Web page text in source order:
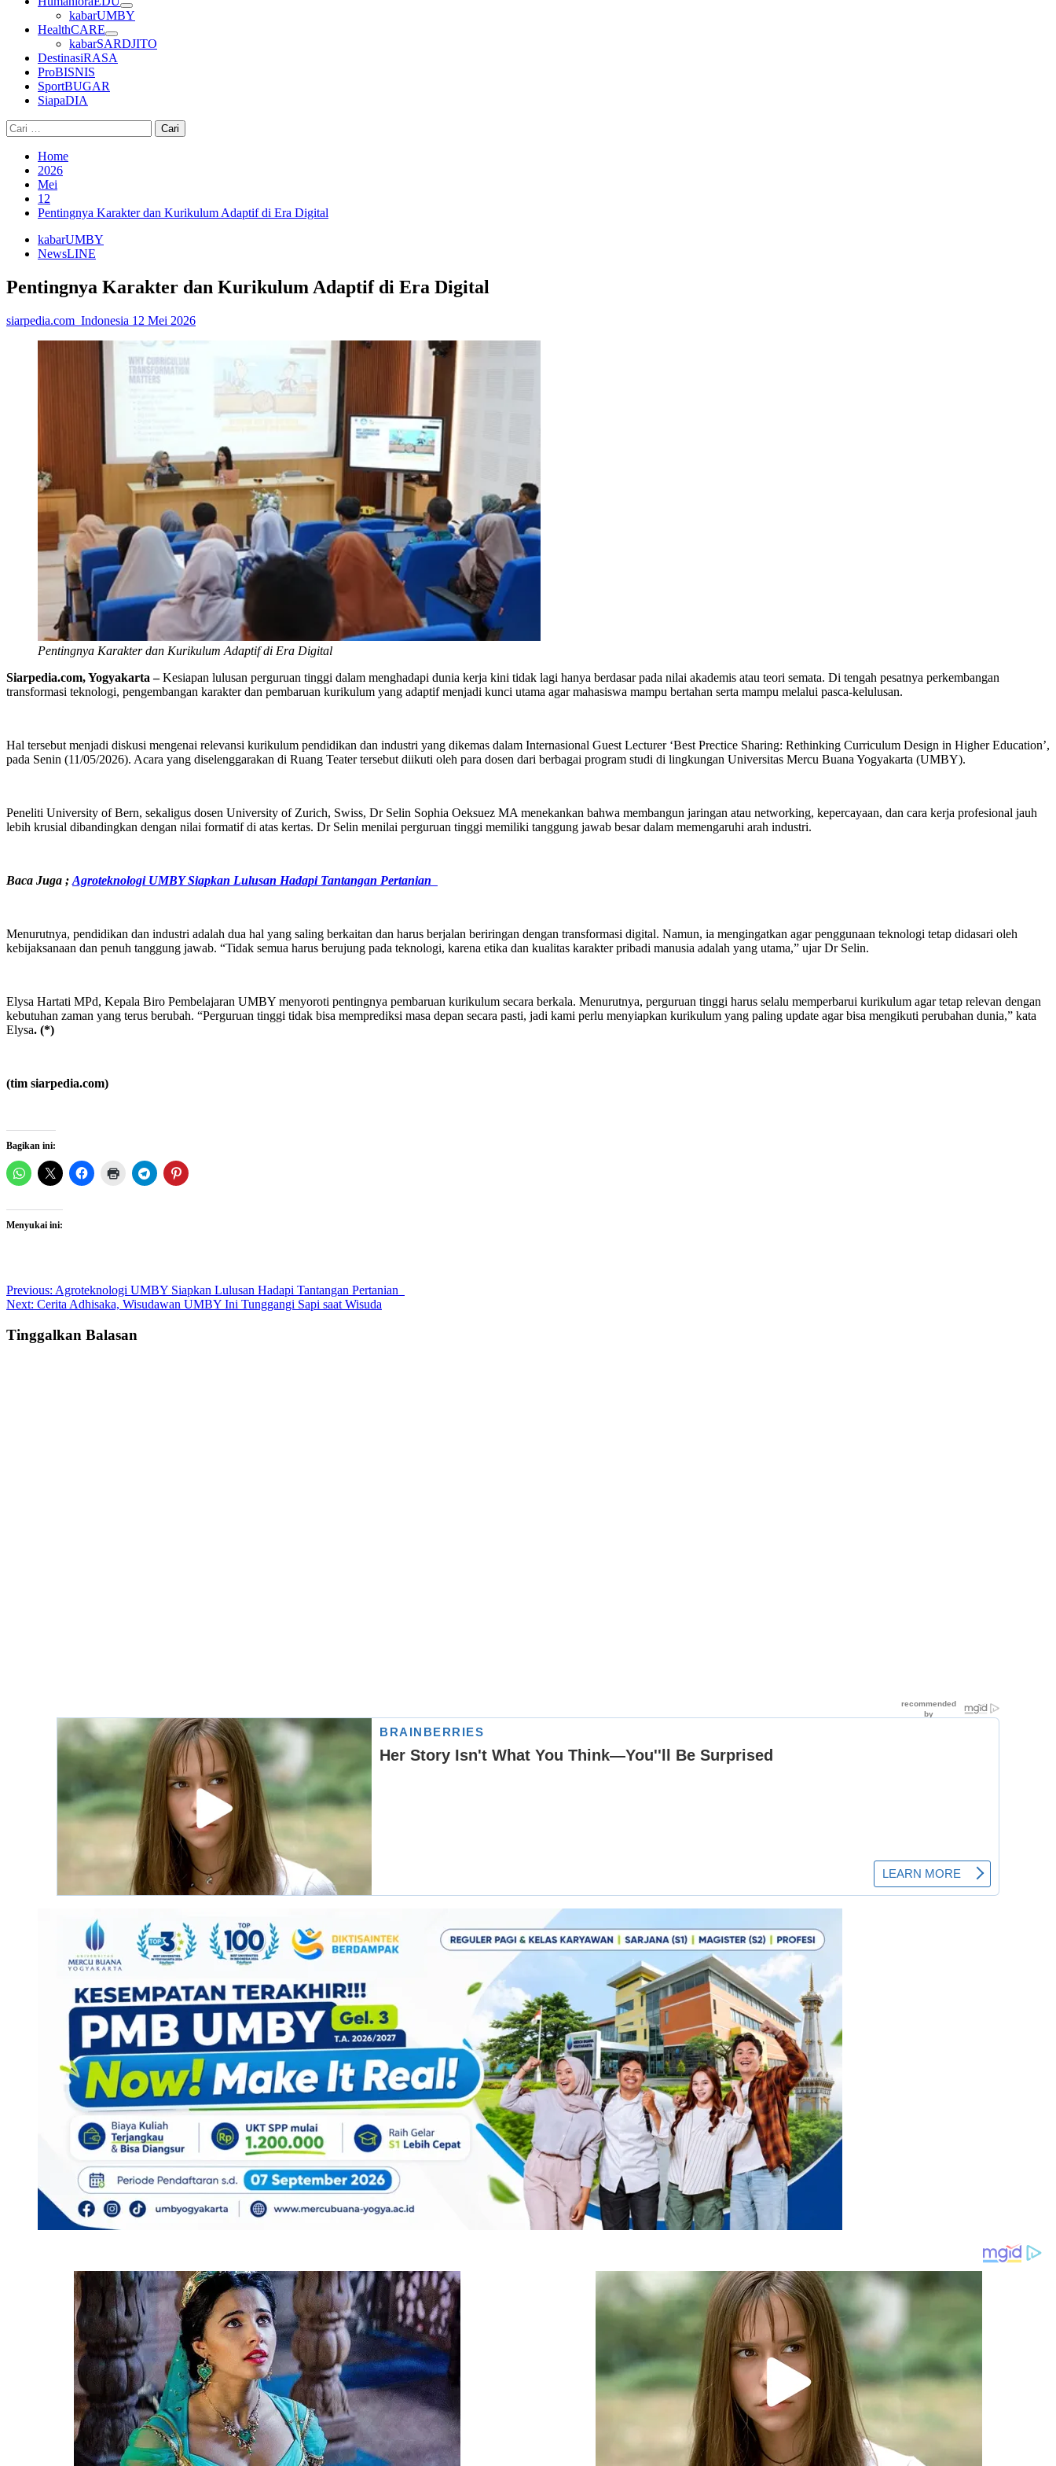
kabarUMBY
HealthCARE
kabarSARDJITO
DestinasiRASA
ProBISNIS
SportBUGAR
SiapaDIA
Cari
untuk:
Home
2026
Mei
12
Pentingnya Karakter dan Kurikulum Adaptif di Era Digital
kabarUMBY
NewsLINE
Pentingnya Karakter dan Kurikulum Adaptif di Era Digital
siarpedia.com_Indonesia 12 Mei 2026
Pentingnya Karakter dan Kurikulum Adaptif di Era Digital
Siarpedia.com, Yogyakarta –Kesiapan lulusan perguruan tinggi dalam menghadapi dunia kerja kini tidak lagi hanya berdasar pada nilai akademis atau teori semata. Di tengah pesatnya perkembangan
transformasi teknologi, pengembangan karakter dan pembaruan kurikulum yang adaptif menjadi kunci utama agar mahasiswa mampu bertahan serta mampu melalui pasca-kelulusan.
Hal tersebut menjadi diskusi mengenai relevansi kurikulum pendidikan dan industri yang dikemas dalam Internasional Guest Lecturer ‘Best Prectice Sharing: Rethinking Curriculum Design in Higher Education’,
pada Senin (11/05/2026). Acara yang diselenggarakan di Ruang Teater tersebut diikuti oleh para dosen dari berbagai program studi di lingkungan Universitas Mercu Buana Yogyakarta (UMBY).
Peneliti University of Bern, sekaligus dosen University of Zurich, Swiss, Dr Selin Sophia Oeksuez MA menekankan bahwa membangun jaringan atau networking, kepercayaan, dan cara kerja profesional jauh
lebih krusial dibandingkan dengan nilai formatif di atas kertas. Dr Selin menilai perguruan tinggi memiliki tanggung jawab besar dalam memengaruhi arah industri.
Baca Juga ; Agroteknologi UMBY Siapkan Lulusan Hadapi Tantangan Pertanian
Menurutnya, pendidikan dan industri adalah dua hal yang saling berkaitan dan harus berjalan beriringan dengan transformasi digital. Namun, ia mengingatkan agar penggunaan teknologi tetap didasari oleh
kebijaksanaan dan penuh tanggung jawab. “Tidak semua harus berujung pada teknologi, karena etika dan kualitas karakter pribadi manusia adalah yang utama,” ujar Dr Selin.
Elysa Hartati MPd, Kepala Biro Pembelajaran UMBY menyoroti pentingnya pembaruan kurikulum secara berkala. Menurutnya, perguruan tinggi harus selalu memperbarui kurikulum agar tetap relevan dengan
kebutuhan zaman yang terus berubah. “Perguruan tinggi tidak bisa memprediksi masa depan secara pasti, jadi kami perlu menyiapkan kurikulum yang paling update agar bisa mengikuti perubahan dunia,” kata
Elysa. (*)
(tim siarpedia.com)
Bagikan ini:
Menyukai ini:
Post
navigation
Previous: Agroteknologi UMBY Siapkan Lulusan Hadapi Tantangan Pertanian
Next: Cerita Adhisaka, Wisudawan UMBY Ini Tunggangi Sapi saat Wisuda
Tinggalkan Balasan